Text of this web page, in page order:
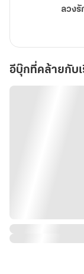
ลวง
อีบุ๊กที่คล้ายกับ